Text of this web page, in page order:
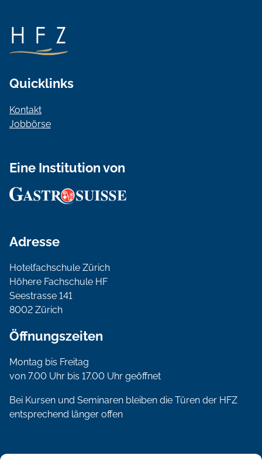
Quicklinks
Kontakt
Jobbörse
Eine Institution von
Adresse
Hotelfachschule Zürich
Höhere Fachschule HF
Seestrasse 141
8002 Zürich
Öffnungszeiten
Montag bis Freitag
von 7.00 Uhr bis 17.00 Uhr geöffnet
Bei Kursen und Seminaren bleiben die Türen der HFZ
entsprechend länger offen
Social Media